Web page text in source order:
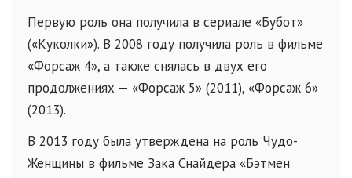
Первую роль она получила в сериале «Бубот»
(«Куколки»). В 2008 году получила роль в фильме
«Форсаж 4», а также снялась в двух его
продолжениях — «Форсаж 5» (2011), «Форсаж 6»
(2013).
В 2013 году была утверждена на роль Чудо-
Женщины в фильме Зака Снайдера «Бэтмен